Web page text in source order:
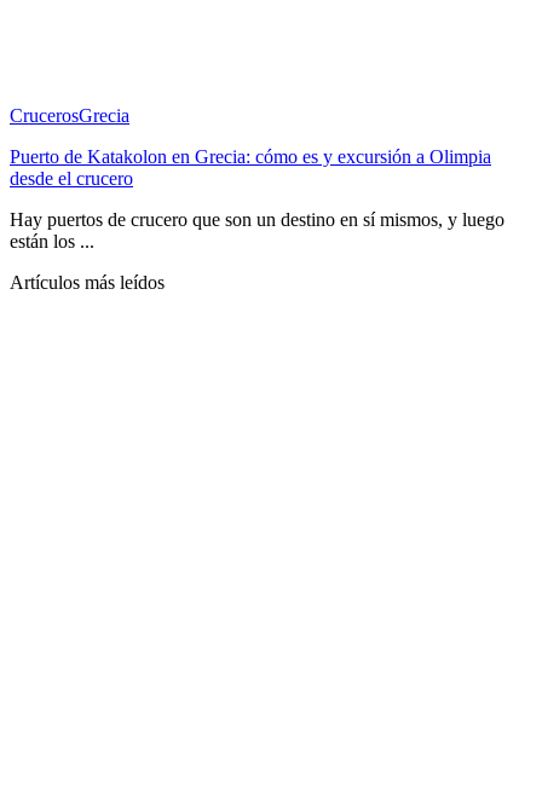
CrucerosGrecia
Puerto de Katakolon en Grecia: cómo es y excursión a Olimpia
desde el crucero
Hay puertos de crucero que son un destino en sí mismos, y luego
están los ...
Artículos más leídos